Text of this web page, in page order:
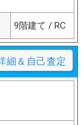
9階建て / RC
細＆自己査定